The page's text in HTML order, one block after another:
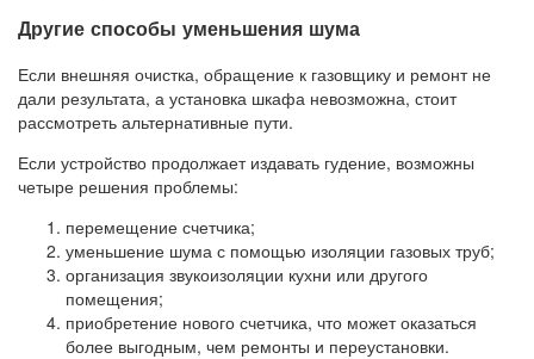
Другие способы уменьшения шума
Если внешняя очистка, обращение к газовщику и ремонт не
дали результата, а установка шкафа невозможна, стоит
рассмотреть альтернативные пути.
Если устройство продолжает издавать гудение, возможны
четыре решения проблемы:
перемещение счетчика;
уменьшение шума с помощью изоляции газовых труб;
организация звукоизоляции кухни или другого
помещения;
приобретение нового счетчика, что может оказаться
более выгодным, чем ремонты и переустановки.